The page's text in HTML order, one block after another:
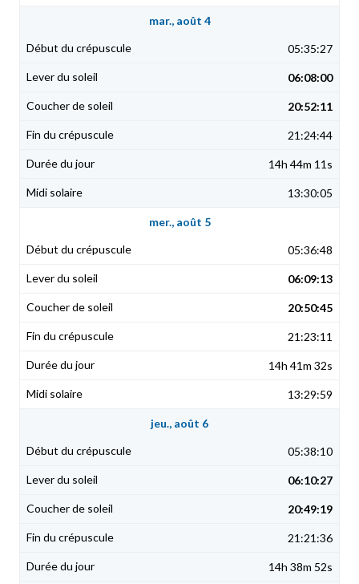
mar., août 4
05:35:27
06:08:00
20:52:11
21:24:44
14h 44m 11s
13:30:05
mer., août 5
05:36:48
06:09:13
20:50:45
21:23:11
14h 41m 32s
13:29:59
jeu., août 6
05:38:10
06:10:27
20:49:19
21:21:36
14h 38m 52s